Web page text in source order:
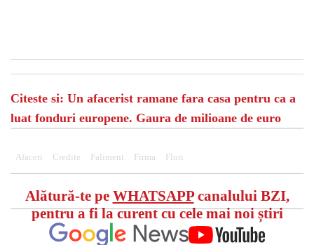
Citeste si: Un afacerist ramane fara casa pentru ca a
luat fonduri europene. Gaura de milioane de euro
Afaceri Credite Faliment Firma Flori
Alătură-te pe WHATSAPPcanalului BZI,
pentru a fi la curent cu cele mai noi știri